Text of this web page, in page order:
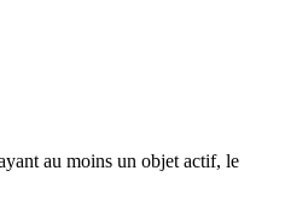
au moins un objet actif, le